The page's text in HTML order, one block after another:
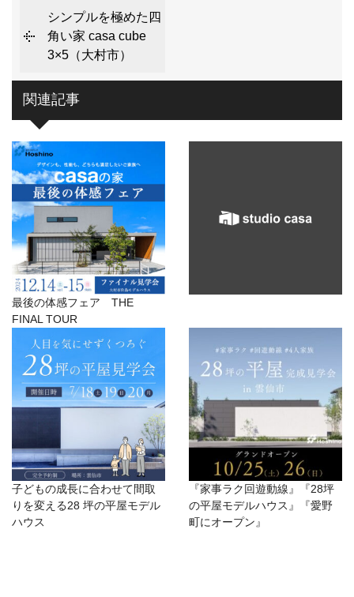
シンプルを極めた四
角い家 casa cube
3×5（大村市）
関連記事
最後の体感フェア THE
FINAL TOUR
子どもの成長に合わせて間取
りを変える28 坪の平屋モデル
ハウス
『家事ラク回遊動線』『28坪
の平屋モデルハウス』『愛野
町にオープン』